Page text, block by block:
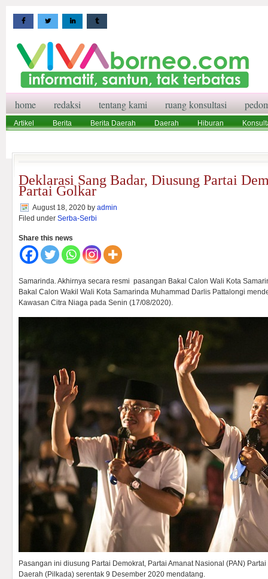
home redaksi tentang kami ruang konsultasi
Artikel Berita Berita Daerah Daerah Hiburan
Deklarasi Sang Badar, Diusung Partai
Partai Golkar
August 18, 2020 by admin
Filed under Serba-Serbi
Share this news
Samarinda. Akhirnya secara resmi pasangan Bakal Calon Wali Kota
Bakal Calon Wakil Wali Kota Samarinda Muhammad Darlis Pattalongi
Kawasan Citra Niaga pada Senin (17/08/2020).
Pasangan ini diusung Partai Demokrat, Partai Amanat Nasional (PAN)
Daerah (Pilkada) serentak 9 Desember 2020 mendatang.